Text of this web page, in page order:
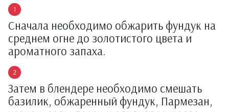
Сначала необходимо обжарить фундук на
среднем огне до золотистого цвета и
ароматного запаха.
Затем в блендере необходимо смешать
базилик, обжаренный фундук, Пармезан,